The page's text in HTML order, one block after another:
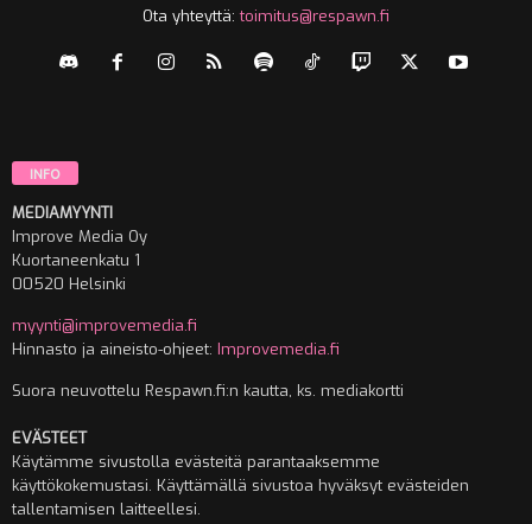
Ota yhteyttä:toimitus@respawn.fi
INFO
MEDIAMYYNTI
Improve Media Oy
Kuortaneenkatu 1
00520 Helsinki
myynti@improvemedia.fi
Hinnasto ja aineisto-ohjeet: Improvemedia.fi
Suora neuvottelu Respawn.fi:n kautta, ks. mediakortti
EVÄSTEET
Käytämme sivustolla evästeitä parantaaksemme
käyttökokemustasi. Käyttämällä sivustoa hyväksyt evästeiden
tallentamisen laitteellesi.